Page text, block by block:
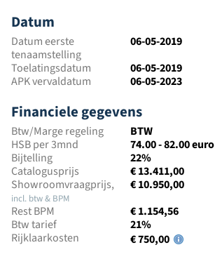
Datum
Datum eerste
tenaamstelling
06-05-2019
Toelatingsdatum
06-05-2019
APK vervaldatum
06-05-2023
Financiele gegevens
Btw/Marge regeling
BTW
HSB per 3mnd
74.00 - 82.00 euro
Bijtelling
22%
Catalogusprijs
€ 13.411,00
Showroomvraagprijs,
incl. btw & BPM
€ 10.950,00
Rest BPM
€ 1.154,56
Btw tarief
21%
Rijklaarkosten
€ 750,00